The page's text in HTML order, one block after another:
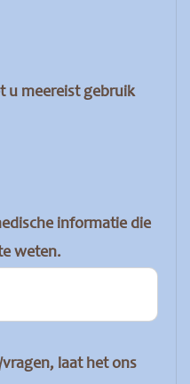
u meereist gebruik
informatie die
weten.
laat het ons